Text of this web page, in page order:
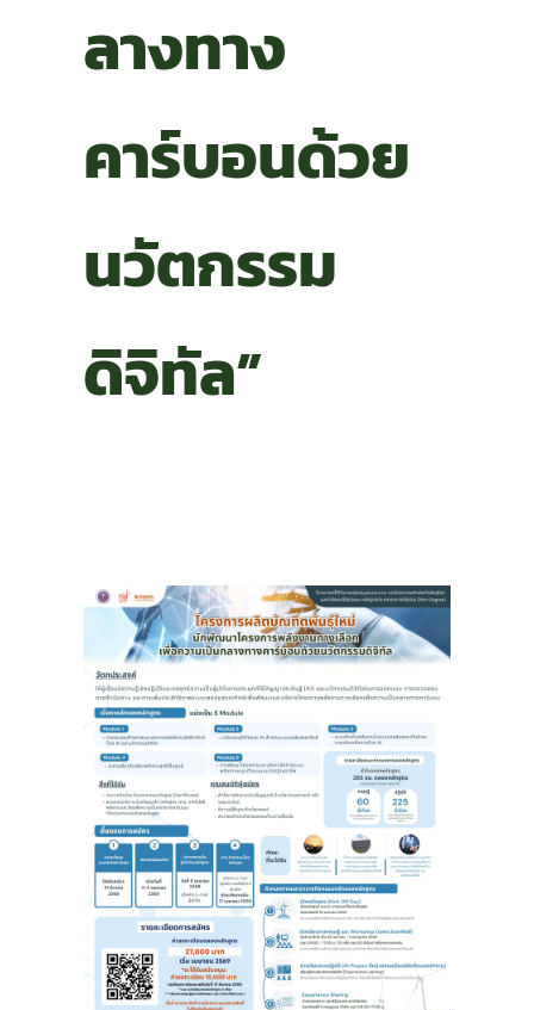
ลางทาง
คาร์บอนด้วย
นวัตกรรม
ดิจิทัล”